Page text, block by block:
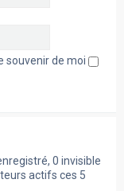
souvenir de moi
0 invisible
actifs ces 5